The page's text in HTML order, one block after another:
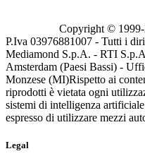
Copyright © 1999-
P.Iva 03976881007 - Tutti i
Mediamond S.p.A. - RTI
Amsterdam (Paesi Bassi) -
Monzese (MI)Rispetto ai
riprodotti è vietata ogni
sistemi di intelligenza
espresso di utilizzare mezzi
Legal